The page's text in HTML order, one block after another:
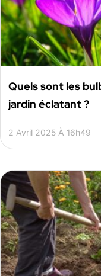
Quels sont les
jardin éclatant ?
2 Avril 2025 À 16h49